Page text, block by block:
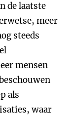
de laatste
meer
steeds
mensen
als
waar